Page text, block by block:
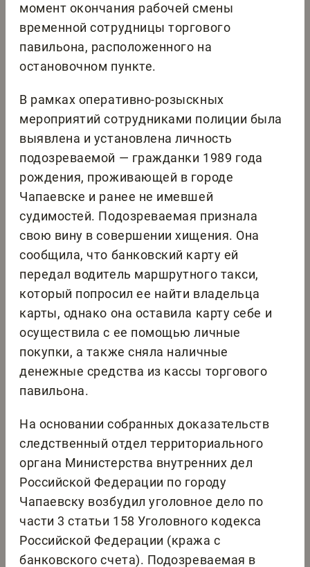
момент окончания рабочей смены
временной сотрудницы торгового
павильона, расположенного на
остановочном пункте.
В рамках оперативно-розыскных
мероприятий сотрудниками полиции была
выявлена и установлена личность
подозреваемой — гражданки 1989 года
рождения, проживающей в городе
Чапаевске и ранее не имевшей
судимостей. Подозреваемая признала
свою вину в совершении хищения. Она
сообщила, что банковский карту ей
передал водитель маршрутного такси,
который попросил ее найти владельца
карты, однако она оставила карту себе и
осуществила с ее помощью личные
покупки, а также сняла наличные
денежные средства из кассы торгового
павильона.
На основании собранных доказательств
следственный отдел территориального
органа Министерства внутренних дел
Российской Федерации по городу
Чапаевску возбудил уголовное дело по
части 3 статьи 158 Уголовного кодекса
Российской Федерации (кража с
банковского счета). Подозреваемая в